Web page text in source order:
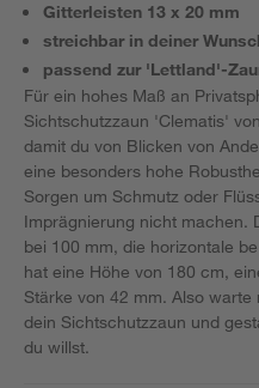
Gitterleisten 13 x 20 mm
streichbar in deiner
passend zur 'Lettland'-
Für ein hohes Maß an
Sichtschutzzaun 'Clematis'
damit du von Blicken von
eine besonders hohe
Sorgen um Schmutz oder
Imprägnierung nicht machen.
bei 100 mm, die horizontale
hat eine Höhe von 180 cm,
Stärke von 42 mm. Also
dein Sichtschutzzaun und
du willst.